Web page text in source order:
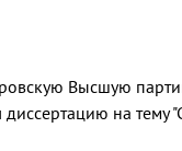
Высшую
на тему